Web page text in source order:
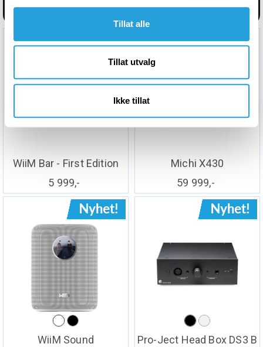
Tillat alle
Tillat utvalg
Ikke tillat
WiiM Bar - First Edition
5 999,-
Michi X430
59 999,-
WiiM Sound
Pro-Ject Head Box DS3 B